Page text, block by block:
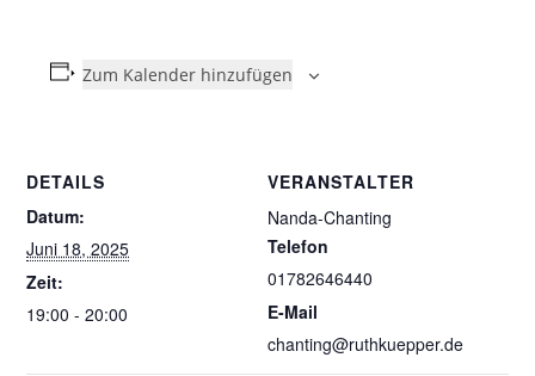
Zum Kalender hinzufügen
DETAILS
Datum:
Juni 18, 2025
Zeit:
19:00 - 20:00
VERANSTALTER
Nanda-Chanting
Telefon
01782646440
E-Mail
chanting@ruthkuepper.de